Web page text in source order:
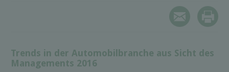
Trends in der Automobilbranche aus Sicht des
Managements 2016